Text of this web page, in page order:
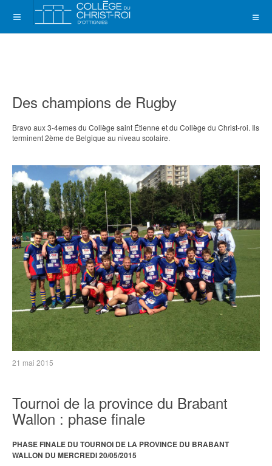
Des champions de Rugby
Bravo aux 3-4emes du Collège saint Étienne et du Collège du Christ-roi. Ils
terminent 2ème de Belgique au niveau scolaire.
21 mai 2015
Tournoi de la province du Brabant
Wallon : phase finale
PHASE FINALE DU TOURNOI DE LA PROVINCE DU BRABANT
WALLON DU MERCREDI 20/05/2015